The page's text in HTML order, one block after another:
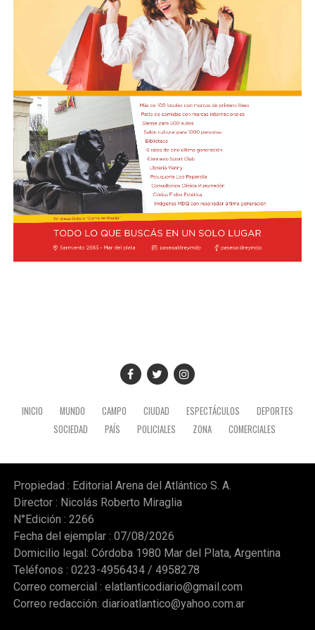
Braida, por su parte, expresó la necesidad de unir a
todos los sectores sociales detrás un mismo objetivo,
que este año se enmarca bajo el lema “Puentes hacia el
Bien Común”. Además, valoró la predisposición de CAME
en participar de la Semana Social 2026, que tendrá lugar
del 4 al 6 de septiembre en la ciudad de Córdoba, así
como en torno a la próxima visita del Sumo Pontífice.
Por último, el secretario de Hacienda de CAME, Blas
Taladrid, subrayó la importancia de la realización de la
Semana Social, que anualmente convoca la Comisión
Episcopal de la Pastoral Social, e indicó que miembros
de la entidad pyme de todo el país participarán de la
actividad.
Diab, Braida y Taladrid en la visita a la sede de la
INICIO MUNDO CAMPO CIUDAD ESPECTÁCULOS
DEPORTES
SOCIEDAD
PAÍS POLICIALES ZONA COMERCIALES
Propiedad : Editorial Arena del Atlántico S. A.
Director : Nicolás Roberto Miraglia
N°Edición : 2266
Fecha del ejemplar : 07/08/2026
Domicilio legal: Córdoba 1980 Mar del Plata, Argentina
Teléfonos : 0223-4956434 / 4958278
Correo comercial : elatlanticodiario@gmail.com
Correo redacción: diarioatlantico@yahoo.com.ar